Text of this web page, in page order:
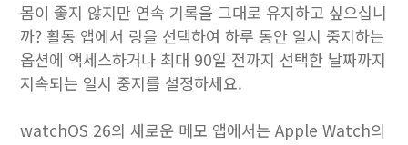
몸이 좋지 않지만 연속 기록을 그대로 유지하고 싶으십니
까? 활동 앱에서 링을 선택하여 하루 동안 일시 중지하는
옵션에 액세스하거나 최대 90일 전까지 선택한 날짜까지
지속되는 일시 중지를 설정하세요.
watchOS 26의 새로운 메모 앱에서는 Apple Watch의